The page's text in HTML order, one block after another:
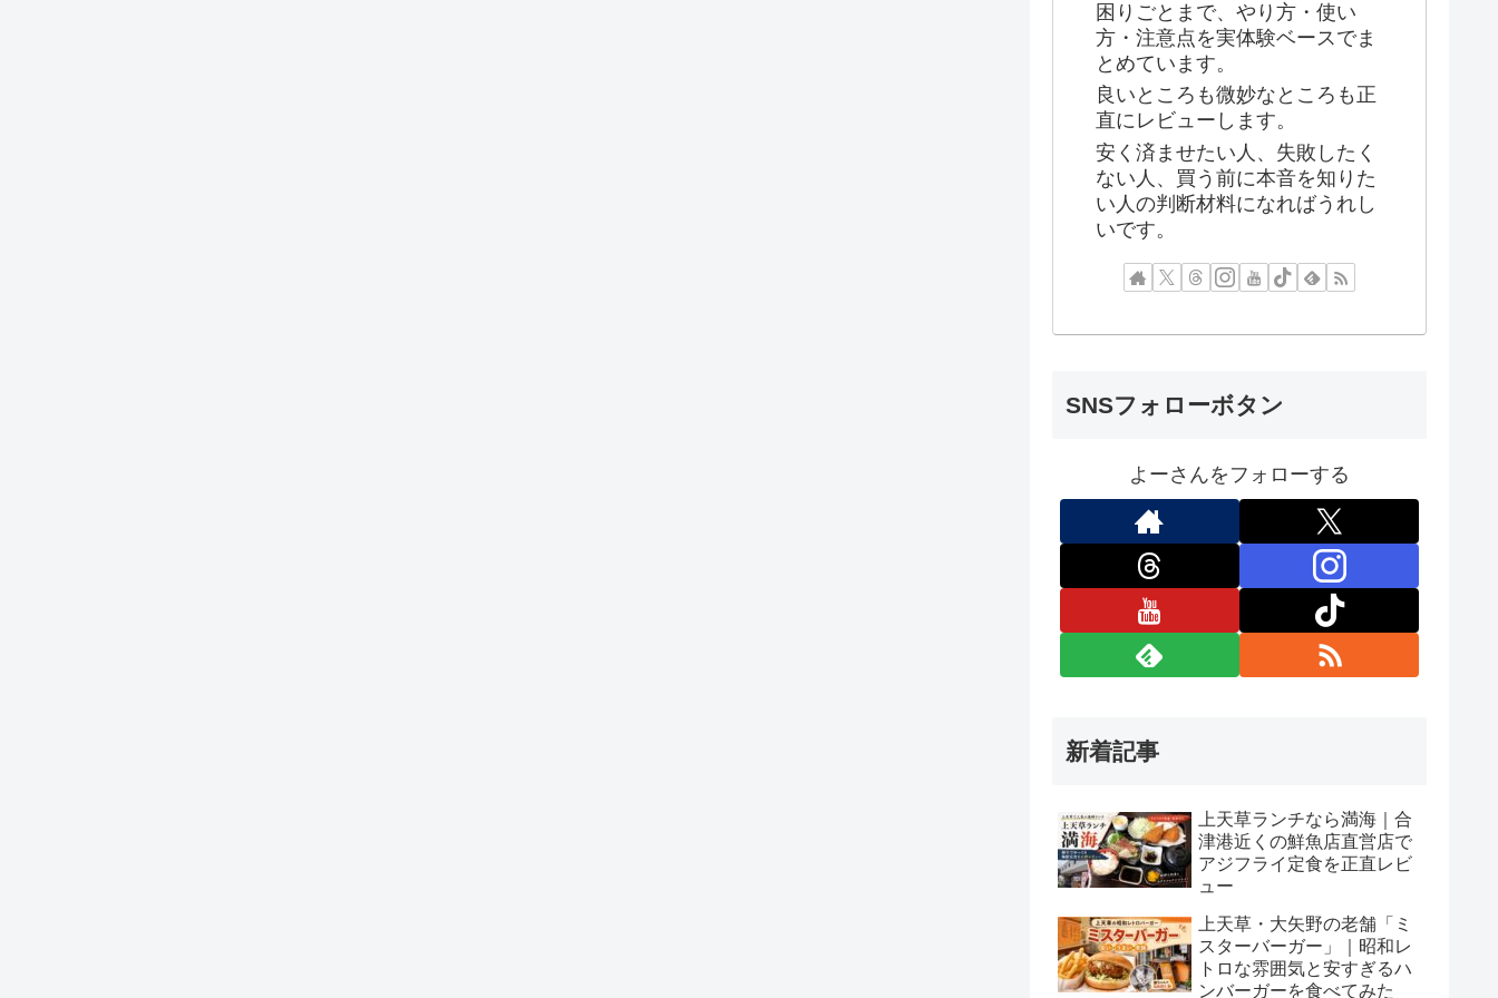
困りごとまで、やり方・使い
方・注意点を実体験ベースでま
とめています。
良いところも微妙なところも正
直にレビューします。
安く済ませたい人、失敗したく
ない人、買う前に本音を知りた
い人の判断材料になればうれし
いです。
SNSフォローボタン
よーさんをフォローする
新着記事
上天草ランチなら満海｜合
津港近くの鮮魚店直営店で
アジフライ定食を正直レビ
ュー
上天草・大矢野の老舗「ミ
スターバーガー」｜昭和レ
トロな雰囲気と安すぎるハ
ンバーガーを食べてみた